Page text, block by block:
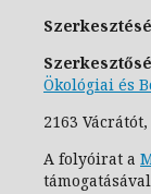
Ökológiai és
2163
A folyóirat a